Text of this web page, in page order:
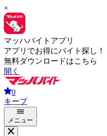
×
マッハバイトアプリ
アプリでお得にバイト探し！
無料ダウンロードはこちら
開く
0
キープ
メニュー